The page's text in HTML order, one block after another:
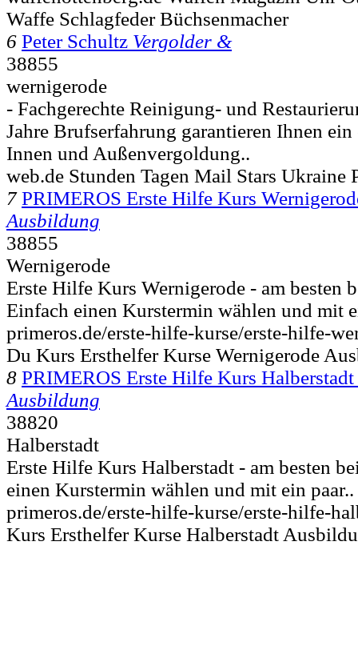
Waffe Schlagfeder Büchsenmacher
6 Peter Schultz Vergolder &
38855
wernigerode
- Fachgerechte Reinigung- und
Jahre Brufserfahrung garantieren Ihnen
Innen und Außenvergoldung..
web.de Stunden Tagen Mail Stars Ukraine
7 PRIMEROS Erste Hilfe Kurs
Ausbildung
38855
Wernigerode
Erste Hilfe Kurs Wernigerode - am besten
Einfach einen Kurstermin wählen und mit
primeros.de/erste-hilfe-kurse/erste-hilfe-
Du Kurs Ersthelfer Kurse Wernigerode
8 PRIMEROS Erste Hilfe Kurs Halberstadt
Ausbildung
38820
Halberstadt
Erste Hilfe Kurs Halberstadt - am besten
einen Kurstermin wählen und mit ein paar..
primeros.de/erste-hilfe-kurse/erste-hilfe-
Kurs Ersthelfer Kurse Halberstadt